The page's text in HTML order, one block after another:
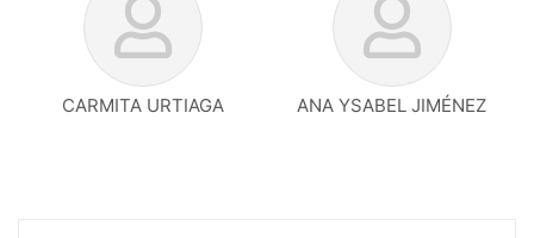
CARMITA URTIAGA ANA YSABEL JIMÉNEZ